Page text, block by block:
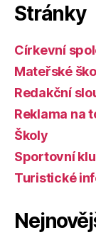
Stránky
Církevní
Mateřské
Redakční
Reklama na
Školy
Sportovní
Turistické